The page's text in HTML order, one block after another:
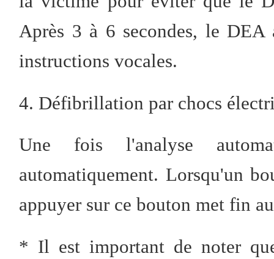
Après 3 à 6 secondes, le DEA
instructions vocales.
4. Défibrillation par chocs
Une fois l'analyse
automatiquement. Lorsqu'un
appuyer sur ce bouton met fin
* Il est important de noter